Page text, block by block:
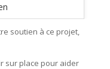
soutien à ce projet,
sur place pour aider